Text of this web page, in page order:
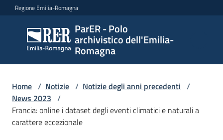
Vai al contenuto
Vai alla navigazione
Vai al footer
Regione Emilia-Romagna
ParER - Polo
archivistico dell'Emilia-
Romagna
ParER -
Polo
archivistico
Romagna
Polo
Home / Notizie / Notizie degli anni precedenti /
News 2023 /
Francia: online i dataset degli eventi climatici e naturali a
carattere eccezionale